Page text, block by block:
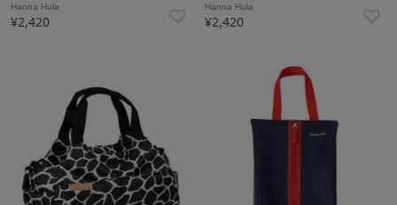
Hanna Hula
¥2,420
Hanna Hula
¥2,420